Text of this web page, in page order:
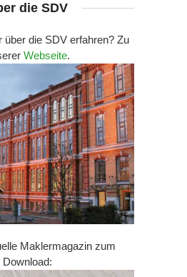
die SDV
über die SDV erfahren? Zu
Webseite.
Maklermagazin zum
Download: